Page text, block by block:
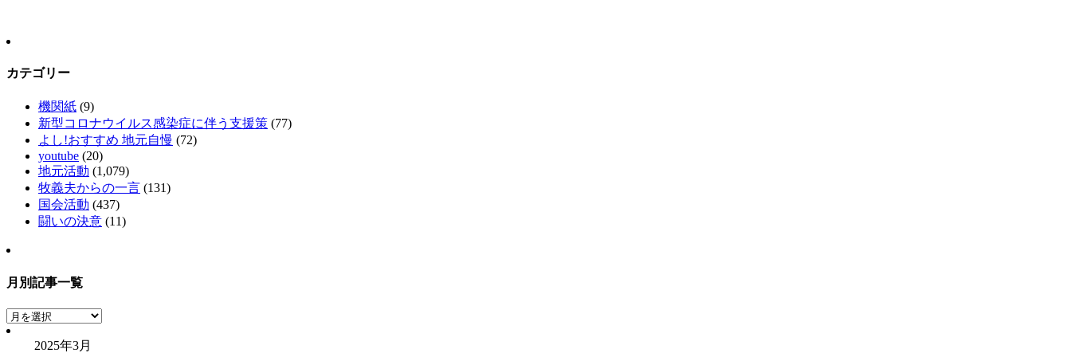
カテゴリー
機関紙 (9)
新型コロナウイルス感染症に伴う支援策 (77)
よし!おすすめ 地元自慢 (72)
youtube (20)
地元活動 (1,079)
牧義夫からの一言 (131)
国会活動 (437)
闘いの決意 (11)
月別記事一覧
月
別
2025年3月